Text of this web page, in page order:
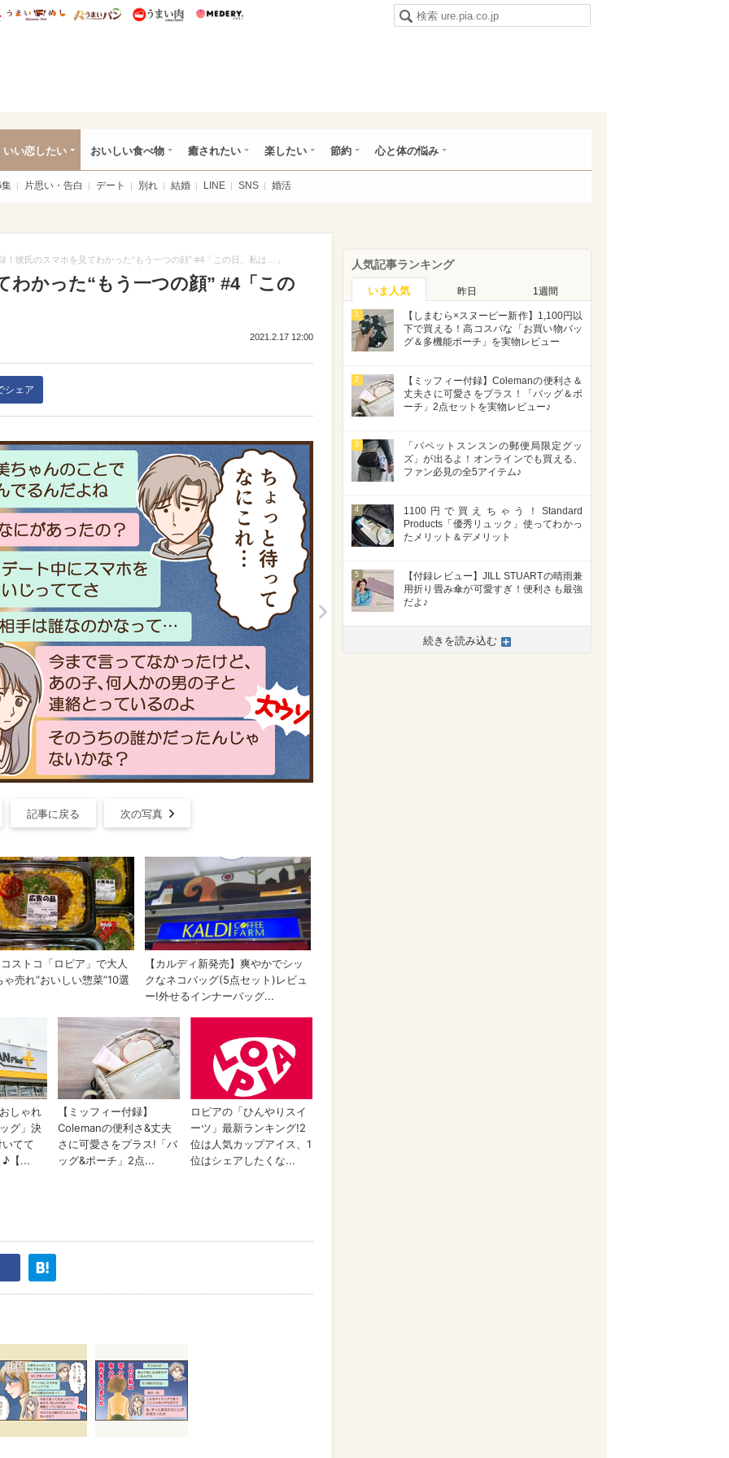
研 ディズニー特集
mimot. うまいめし うまいパン うまい肉
いい恋したい おいしい食べ物 癒されたい 楽したい 節約 心と体の悩み
片思い・告白 デート 別れ 結婚 LINE SNS 婚活
！彼氏のスマホを見てわかった“もう一つの顔” #4「この日、私は…」
わかった“もう一つの顔” #4「この
2021.2.17 12:00
シェア
>
記事に戻る 次の写真
人気記事ランキング
いま人気 昨日 1週間
1
【しまむら×スヌーピー新作】1,100円以
下で買える！高コスパな「お買い物バッ
グ＆多機能ポーチ」を実物レビュー
2
【ミッフィー付録】Colemanの便利さ＆
丈夫さに可愛さをプラス！「バッグ＆ポ
ーチ」2点セットを実物レビュー♪
3
「パペットスンスンの郵便局限定グッ
ズ」が出るよ！オンラインでも買える、
ファン必見の全5アイテム♪
4
1100円で買えちゃう！Standard
Products「優秀リュック」使ってわかっ
たメリット＆デメリット
5
【付録レビュー】JILL STUARTの晴雨兼
用折り畳み傘が可愛すぎ！便利さも最強
だよ♪
続きを読み込む